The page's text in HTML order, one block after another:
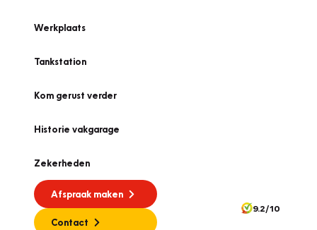
Werkplaats
Tankstation
Kom gerust verder
Historie vakgarage
Zekerheden
Afspraak maken
Contact
9.2/10